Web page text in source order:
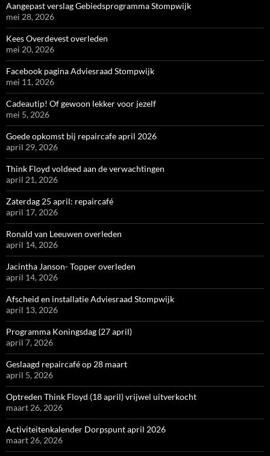
Aangepast verslag Gebiedsprogramma Stompwijk
mei 28, 2026
Kees Overdevest overleden
mei 20, 2026
Facebook pagina Adviesraad Stompwijk
mei 11, 2026
Cadeautip! Of gewoon lekker voor jezelf
mei 5, 2026
Goede opkomst bij repaircafe april 2026
april 29, 2026
Think Floyd voldeed aan de verwachtingen
april 21, 2026
Zaterdag 25 april: repaircafé
april 17, 2026
Ronald van Leeuwen overleden
april 14, 2026
Jacintha Janson- Topper overleden
april 14, 2026
Afscheid en installatie Adviesraad Stompwijk
april 13, 2026
Programma Koningsdag (27 april)
april 7, 2026
Geslaagd repaircafé op 28 maart
april 5, 2026
Optreden Think Floyd (18 april) vrijwel uitverkocht
maart 26, 2026
Activiteitenkalender Dorpspunt april 2026
maart 26, 2026